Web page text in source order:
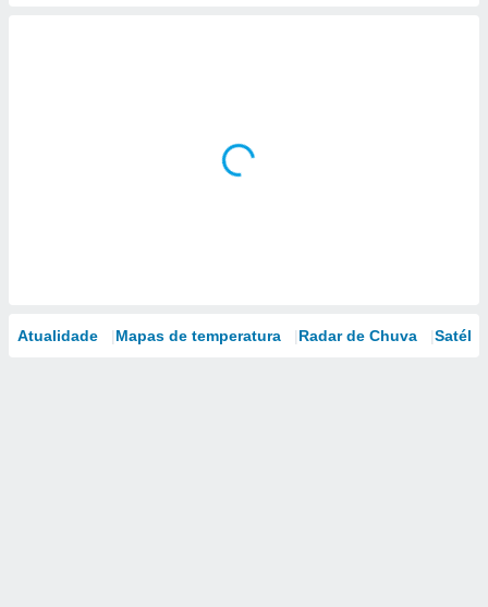
Atualidade Mapas de temperatura Radar de Chuva